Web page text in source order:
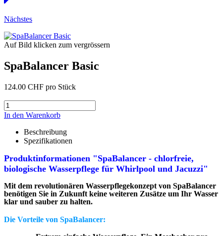
Nächstes
Auf Bild klicken zum vergrössern
SpaBalancer Basic
124.00 CHF pro Stück
In den Warenkorb
Beschreibung
Spezifikationen
Produktinformationen "SpaBalancer - chlorfreie,
biologische Wasserpflege für Whirlpool und Jacuzzi"
Mit dem revolutionären Wasserpflegekonzept von SpaBalancer
benötigen Sie in Zukunft keine weiteren Zusätze um Ihr Wasser
klar und sauber zu halten.
Die Vorteile von SpaBalancer: